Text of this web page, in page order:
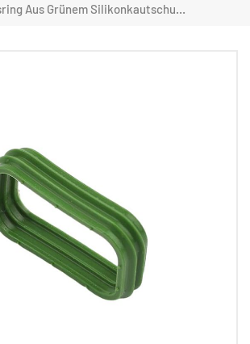
Dichtungsring Aus Grünem Silikonkautschuk Für Die Automobilindustrie